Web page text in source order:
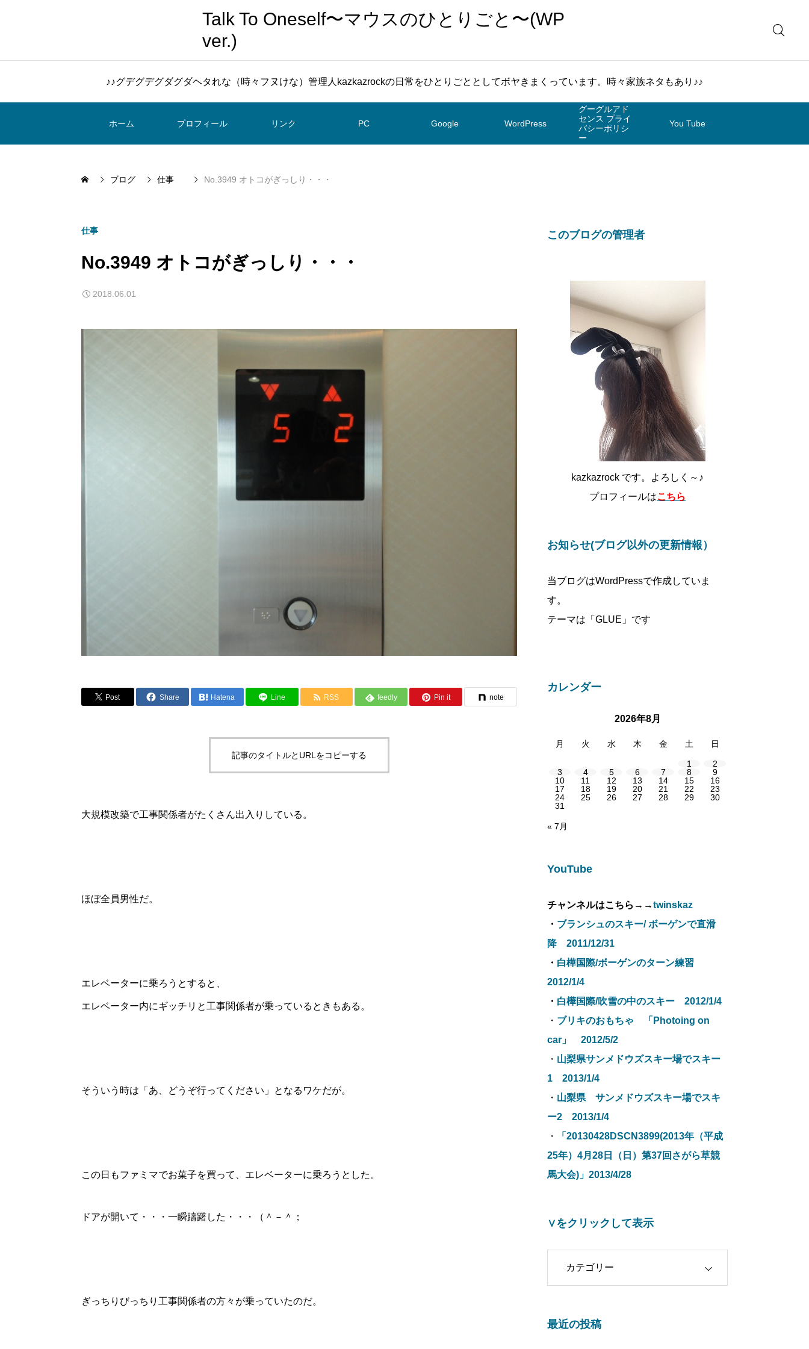
Talk To Oneself〜マウスのひとりごと〜(WP
ver.)
♪♪グデグデグダグダヘタれな（時々フヌけな）管理人kazkazrockの日常をひとりごととしてボヤきまくっています。時々家族ネタもあり♪♪
ホーム プロフィール リンク PC Google WordPress
グーグルアド
センス プライ
バシーポリシ
ー
You Tube
ブログ 仕事 No.3949 オトコがぎっしり・・・
仕事
No.3949 オトコがぎっしり・・・
2018.06.01
Post Share Hatena Line RSS feedly Pin it note
記事のタイトルとURLをコピーする
大規模改築で工事関係者がたくさん出入りしている。
ほぼ全員男性だ。
エレベーターに乗ろうとすると、
エレベーター内にギッチリと工事関係者が乗っているときもある。
そういう時は「あ、どうぞ行ってください」となるワケだが。
この日もファミマでお菓子を買って、エレベーターに乗ろうとした。
ドアが開いて・・・一瞬躊躇した・・・（＾－＾；
ぎっちりびっちり工事関係者の方々が乗っていたのだ。
このブログの管理者
kazkazrock です。よろしく～♪
プロフィールはこちら
お知らせ(ブログ以外の更新情報）
当ブログはWordPressで作成していま
す。
テーマは「GLUE」です
カレンダー
2026年8月
月 火 水 木 金 土 日
1
2
3
4 5 6 7 8
9
10
11 12 13 14 15
16
17
18 19 20 21 22
23
24
25 26 27 28 29
30
31
« 7月
YouTube
チャンネルはこちら→→twinskaz
・ ブランシュのスキー/ ボーゲンで直滑
降 2011/12/31
・ 白樺国際/ボーゲンのターン練習
2012/1/4
・ 白樺国際/吹雪の中のスキー 2012/1/4
・ ブリキのおもちゃ 「Photoing on
car」 2012/5/2
・ 山梨県サンメドウズスキー場でスキー
1 2013/1/4
・ 山梨県 サンメドウズスキー場でスキ
ー2 2013/1/4
・
「20130428DSCN3899(2013年（平成
25年）4月28日（日）第37回さがら草競
馬大会)」2013/4/28
∨をクリックして表示
最近の投稿